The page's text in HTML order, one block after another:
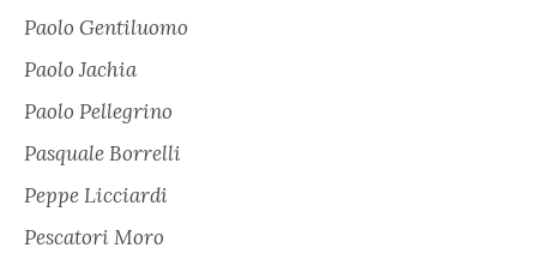
Paolo Gentiluomo
Paolo Jachia
Paolo Pellegrino
Pasquale Borrelli
Peppe Licciardi
Pescatori Moro